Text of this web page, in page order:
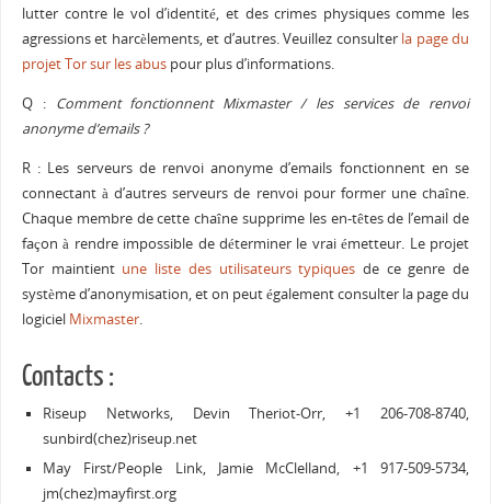
lutter contre le vol d’identité, et des crimes physiques comme les
agressions et harcèlements, et d’autres. Veuillez consulter la page du
projet Tor sur les abuspour plus d’informations.
Q : Comment fonctionnent Mixmaster / les services de renvoi
anonyme d’emails ?
R : Les serveurs de renvoi anonyme d’emails fonctionnent en se
connectant à d’autres serveurs de renvoi pour former une chaîne.
Chaque membre de cette chaîne supprime les en-têtes de l’email de
façon à rendre impossible de déterminer le vrai émetteur. Le projet
Tor maintient une liste des utilisateurs typiques de ce genre de
système d’anonymisation, et on peut également consulter la page du
logiciel Mixmaster.
Contacts :
Riseup Networks, Devin Theriot-Orr, +1 206-708-8740,
sunbird(chez)riseup.net
May First/People Link, Jamie McClelland, +1 917-509-5734,
jm(chez)mayfirst.org